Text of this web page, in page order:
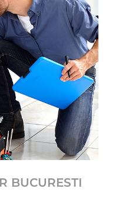
BUCURESTI